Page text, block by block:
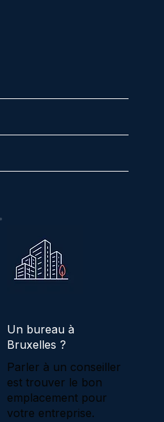
Un bureau à
Bruxelles ?
Parler à un conseiller
est trouver le bon
emplacement pour
votre entreprise.